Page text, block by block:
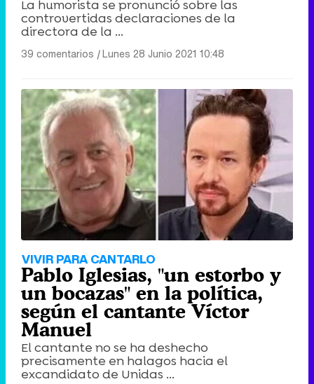
La humorista se pronunció sobre las
controvertidas declaraciones de la
directora de la ...
39 comentarios |Lunes 28 Junio 2021 10:48
VIVIR PARA CANTARLO
Pablo Iglesias, "un estorbo y
un bocazas" en la política,
según el cantante Víctor
Manuel
El cantante no se ha deshecho
precisamente en halagos hacia el
excandidato de Unidas ...